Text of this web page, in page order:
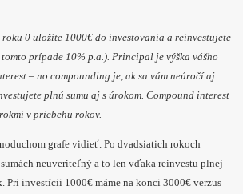
0 uložíte 1000€ do investovania a reinvestujete
prípade 10% p.a.). Principal je výška vášho
– no compounding je, ak sa vám neúročí aj
plnú sumu aj s úrokom. Compound interest
v priebehu rokov.
grafe vidieť. Po dvadsiatich rokoch
neuveriteľný a to len vďaka reinvestu plnej
Pri investícii 1000€ máme na konci 3000€ verzus